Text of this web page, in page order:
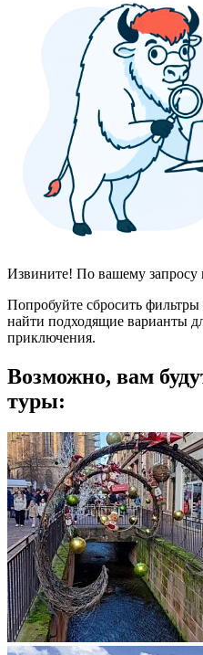
Извините! По вашему запросу
Попробуйте сбросить
найти подходящие варианты
приключения.
Возможно, вам
туры: